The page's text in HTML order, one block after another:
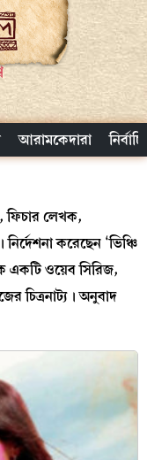
আরামকেদারা
ফিচার লেখক,
করেছেন ‘ভিঞ্চি
একটি ওয়েব সিরিজ,
চিত্রনাট্য। অনুবাদ